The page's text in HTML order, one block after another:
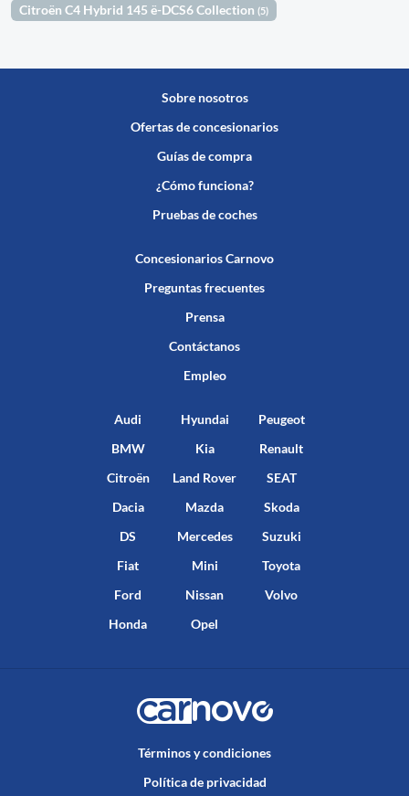
Citroën C4 Hybrid 145 ë-DCS6 Collection(5)
Sobre nosotros
Ofertas de concesionarios
Guías de compra
¿Cómo funciona?
Pruebas de coches
Concesionarios Carnovo
Preguntas frecuentes
Prensa
Contáctanos
Empleo
Audi
BMW
Citroën
Dacia
DS
Fiat
Ford
Honda
Hyundai
Kia
Land Rover
Mazda
Mercedes
Mini
Nissan
Opel
Peugeot
Renault
SEAT
Skoda
Suzuki
Toyota
Volvo
Términos y condiciones
Política de privacidad